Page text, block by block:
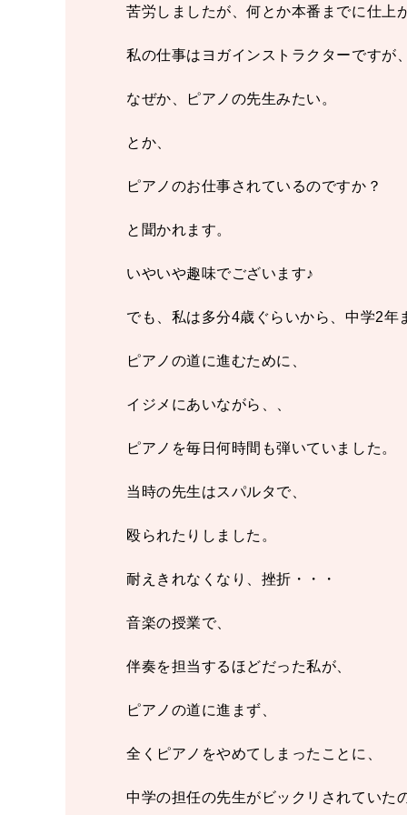
苦労しましたが、何とか本番までに仕上
私の仕事はヨガインストラクターですが、
なぜか、ピアノの先生みたい。
とか、
ピアノのお仕事されているのですか？
と聞かれます。
いやいや趣味でございます♪
でも、私は多分4歳ぐらいから、中学2年
ピアノの道に進むために、
イジメにあいながら、、
ピアノを毎日何時間も弾いていました。
当時の先生はスパルタで、
殴られたりしました。
耐えきれなくなり、挫折・・・
音楽の授業で、
伴奏を担当するほどだった私が、
ピアノの道に進まず、
全くピアノをやめてしまったことに、
中学の担任の先生がビックリされていた